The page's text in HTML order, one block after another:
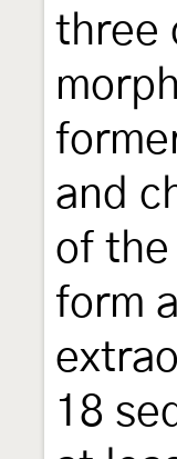
three
and
of
form
18